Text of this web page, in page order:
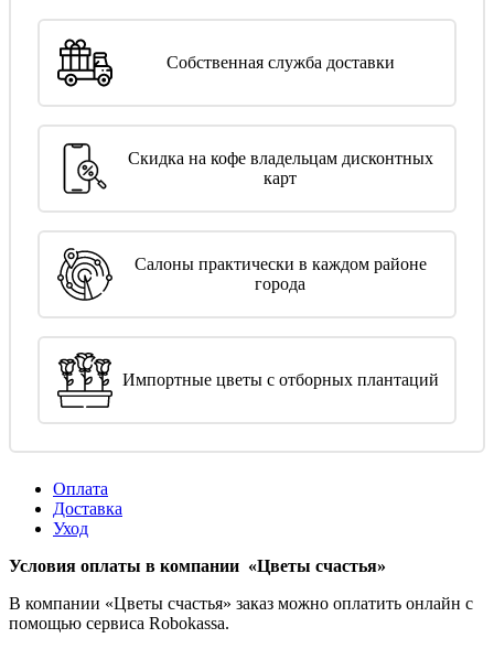
Собственная служба доставки
Скидка на кофе владельцам дисконтных
карт
Салоны практически в каждом районе
города
Импортные цветы с отборных плантаций
Оплата
Доставка
Уход
Условия оплаты в компании «Цветы счастья»
В компании «Цветы счастья» заказ можно оплатить онлайн с
помощью сервиса Robokassa.